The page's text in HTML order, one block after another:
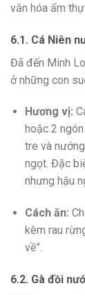
văn hóa ẩm
6.1. Cá Niên
Đã đến Minh
ở những con
Hương vị:
hoặc 2
tre và
ngọt. Đặc
nhưng hậu
Cách ăn:
kèm rau
về”.
6.2. Gà đồi